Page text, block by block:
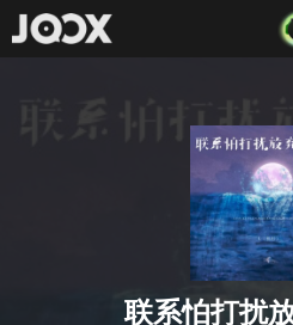
联系怕打扰